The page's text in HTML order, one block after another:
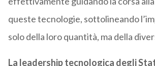
queste tecnologie, sottolineando
solo della loro quantità, ma della
La leadership tecnologica degli